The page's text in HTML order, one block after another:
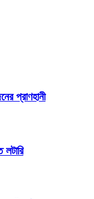
প্রাণহানী
লটারি